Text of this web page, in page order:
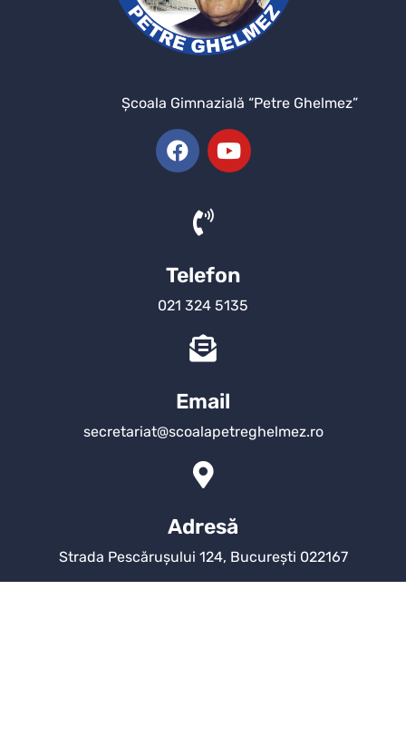
Şcoala Gimnazială “Petre Ghelmez”
Telefon
021 324 5135
Email
secretariat@scoalapetreghelmez.ro
Adresă
Strada Pescărușului 124, București 022167